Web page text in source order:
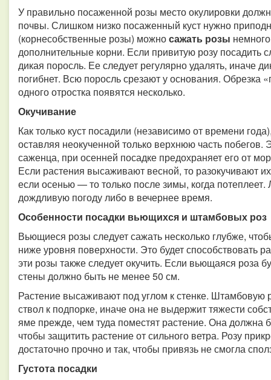
У правильно посаженной розы место окулировки
почвы. Слишком низко посаженный куст нужно
(корнесобственные розы) можносажать розы
дополнительные корни. Если привитую розу посадить
дикая поросль. Ее следует регулярно удалять, иначе
погибнет. Всю поросль срезают у основания. Обрезка
одного отростка появятся несколько.
Окучивание
Как только куст посадили (независимо от времени
оставляя неокученной только верхнюю часть
саженца, при осенней посадке предохраняет его от
Если растения высаживают весной, то разокучивают
если осенью — то только после зимы, когда
дождливую погоду либо в вечернее время.
Особенности посадки вьющихся и штамбовых роз
Вьющиеся розы следует сажать несколько глубже,
ниже уровня поверхности. Это будет способствовать
эти розы также следует окучить. Если вьющаяся роза
стены должно быть не менее 50 см.
Растение высаживают под углом к стенке. Штамбовую
ствол к подпорке, иначе она не выдержит тяжести
яме прежде, чем туда поместят растение. Она должна
чтобы защитить растение от сильного ветра. Розу
достаточно прочно и так, чтобы привязь не смогла
Густота посадки